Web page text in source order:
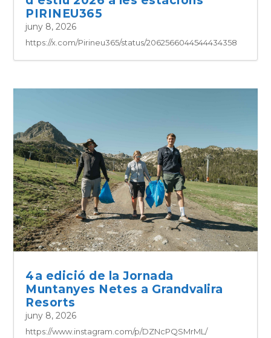
PIRINEU365
juny 8, 2026
https://x.com/Pirineu365/status/2062566044544434358
4a edició de la Jornada
Muntanyes Netes a Grandvalira
Resorts
juny 8, 2026
https://www.instagram.com/p/DZNcPQSMrML/